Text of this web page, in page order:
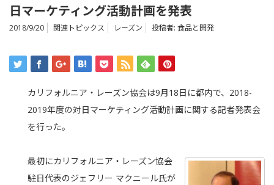
日マーケティング活動計画を発表
2018/9/20 関連トピックス レーズン 投稿者: 食品と開発
カリフォルニア・レーズン協会は9月18日に都内で、2018-
2019年度の対日マーケティング活動計画に関する記者発表会
を行った。
最初にカリフォルニア・レーズン協会
駐日代表のジェフリー マクニール氏が